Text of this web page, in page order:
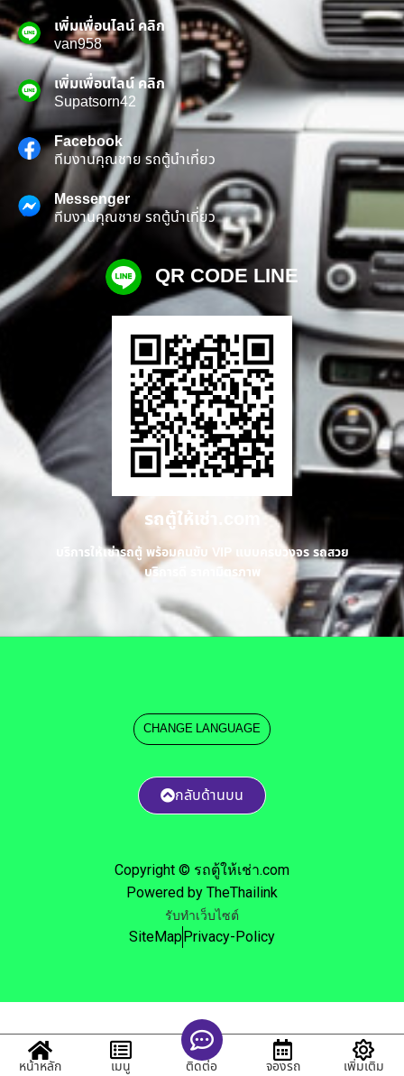
เพิ่มเพื่อนไลน์ คลิก
van958
เพิ่มเพื่อนไลน์ คลิก
Supatsorn42
Facebook
ทีมงานคุณชาย รถตู้นำเที่ยว
Messenger
ทีมงานคุณชาย รถตู้นำเที่ยว
QR CODE LINE
รถตู้ให้เช่า.com
บริการให้เช่ารถตู้ พร้อมคนขับ VIP แบบครบวงจร รถสวย
บริการดี ราคามิตรภาพ
Copyright © รถตู้ให้เช่า.com
Powered by TheThailink
รับทำเว็บไซต์
SiteMap Privacy-Policy
CHANGE LANGUAGE
กลับด้านบน
หน้าหลัก เมนู ติดต่อ จองรถ เพิ่มเติม